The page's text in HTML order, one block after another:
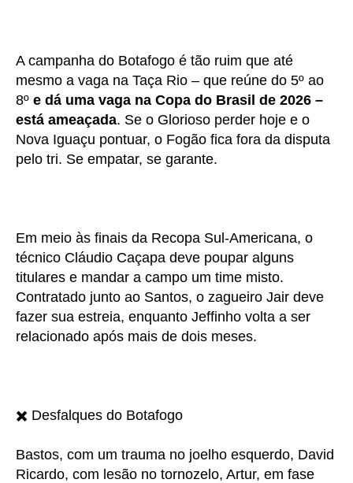
A campanha do Botafogo é tão ruim que até
mesmo a vaga na Taça Rio – que reúne do 5º ao
8º e dá uma vaga na Copa do Brasil de 2026 –
está ameaçada. Se o Glorioso perder hoje e o
Nova Iguaçu pontuar, o Fogão fica fora da disputa
pelo tri. Se empatar, se garante.
Em meio às finais da Recopa Sul-Americana, o
técnico Cláudio Caçapa deve poupar alguns
titulares e mandar a campo um time misto.
Contratado junto ao Santos, o zagueiro Jair deve
fazer sua estreia, enquanto Jeffinho volta a ser
relacionado após mais de dois meses.
✖️ Desfalques do Botafogo
Bastos, com um trauma no joelho esquerdo, David
Ricardo, com lesão no tornozelo, Artur, em fase